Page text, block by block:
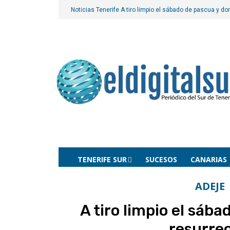
Noticias Tenerife A tiro limpio el sábado de pascua y
TENERIFE SUR SUCESOS CANARIAS
ADEJE
A tiro limpio el